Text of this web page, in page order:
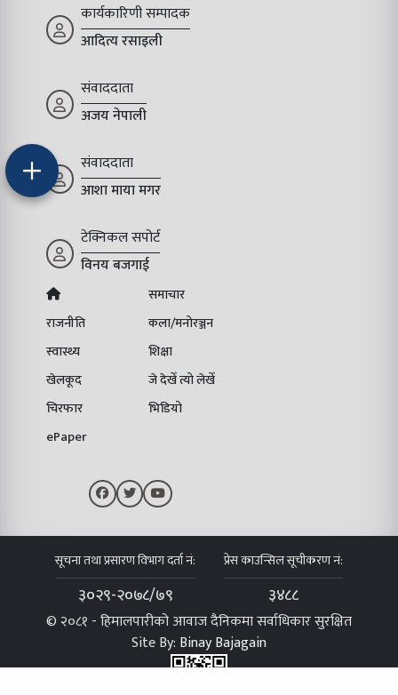
कार्यकारिणी सम्पादक
आदित्य रसाइली
संवाददाता
अजय नेपाली
संवाददाता
आशा माया मगर
टेक्निकल सपोर्ट
विनय बजगाई
समाचार
राजनीति
कला/मनोरञ्जन
स्वास्थ्य
शिक्षा
खेलकूद
जे देखेँ त्यो लेखेँ
चिरफार
भिडियो
ePaper
सूचना तथा प्रसारण विभाग दर्ता नं:
३०२९-२०७८/७९
प्रेस काउन्सिल सूचीकरण नं:
३४८८
© २०८१ - हिमालपारीको आवाज दैनिकमा सर्वाधिकार सुरक्षित
Site By: Binay Bajagain